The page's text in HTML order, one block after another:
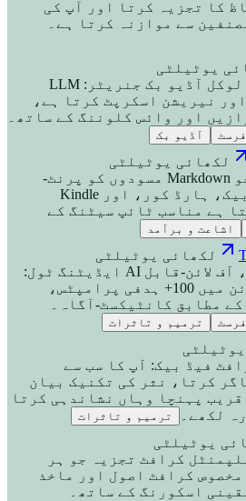
کا تجزیہ کرتا اور آپ کی
سے موازنہ کرتا ہے۔
یوٹیلٹی
مفت، اوپن سورس لوکل آڈیو بک جنریٹر: LLM
نیریشن اسکرپٹ کرتا ہے،
آڈیو بک
لکھائی یوٹیلٹی
اوپن سورس ٹول جو Markdown مسودوں کو پرنٹ-
ریڈی KDP پیپر بیک، ہارڈ کور، اور Kindle
ہے مناسب ٹائپ سیٹنگ کے
اشاعت و برآمد
لکھائی یوٹیلٹی
مفت، اوپن سورس، آف لائن-قابل AI ایڈیٹنگ ٹول:
ایڈیٹنگ پائپ لائن میں 100+ ہدفی پرامپٹس،
مطابق کانٹیکسٹ-آگاہ۔
ترمیم و تاثرات
فیڈ بیک: آپ کا سب سے
کرتا، نثر کی تکنیک بیان
پہنچا وہاں نشاندہی کرتا
لکھے۔
ترمیم و تاثرات
یوٹیلٹی
کرافٹ تجزیہ جو ہر
کرافٹ اصول اور ماخذ
اسکورنگ کے ساتھ۔